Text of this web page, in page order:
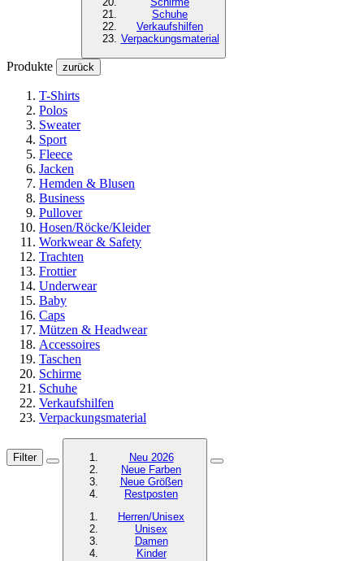
Schuhe
Verkaufshilfen
Verpackungsmaterial
Produkte zurück
T-Shirts
Polos
Sweater
Sport
Fleece
Jacken
Hemden & Blusen
Business
Pullover
Hosen/Röcke/Kleider
Workwear & Safety
Trachten
Frottier
Underwear
Baby
Caps
Mützen & Headwear
Accessoires
Taschen
Schirme
Schuhe
Verkaufshilfen
Verpackungsmaterial
Filter
Neu 2026
Neue Farben
Neue Größen
Restposten
Herren/Unisex
Unisex
Damen
Kinder